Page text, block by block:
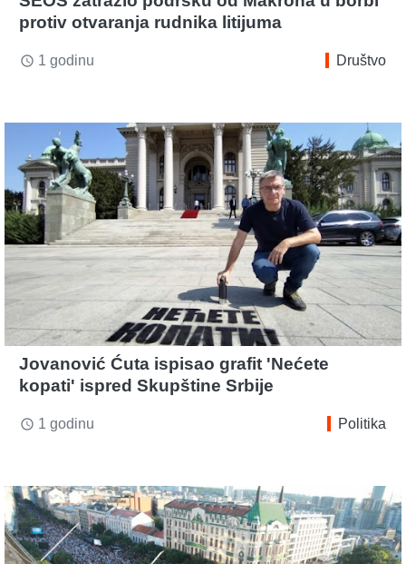
protiv otvaranja rudnika litijuma
access_time 1 godinu Društvo
Jovanović Ćuta ispisao grafit 'Nećete
kopati' ispred Skupštine Srbije
access_time 1 godinu Politika